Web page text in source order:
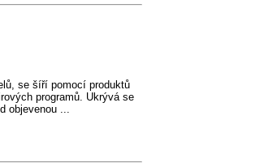
se šíří pomocí produktů
programů. Ukrývá se
objevenou ...